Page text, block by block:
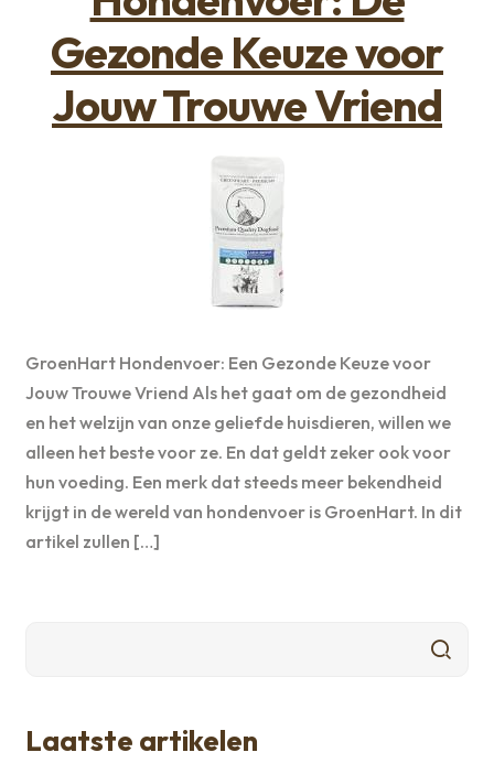
Gezonde Keuze voor
Jouw Trouwe Vriend
GroenHart Hondenvoer: Een Gezonde Keuze voor
Jouw Trouwe Vriend Als het gaat om de gezondheid
en het welzijn van onze geliefde huisdieren, willen we
alleen het beste voor ze. En dat geldt zeker ook voor
hun voeding. Een merk dat steeds meer bekendheid
krijgt in de wereld van hondenvoer is GroenHart. In dit
artikel zullen […]
Laatste artikelen